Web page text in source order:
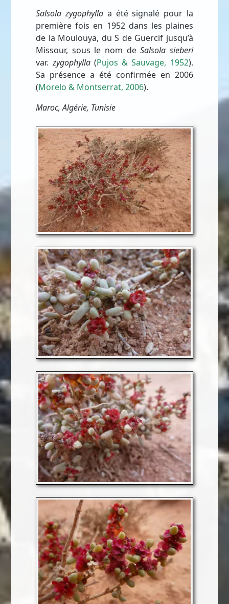
Salsola zygophylla a été signalé pour la
première fois en 1952 dans les plaines
de la Moulouya, du S de Guercif jusqu’à
Missour, sous le nom deSalsola sieberi
var.zygophylla(Pujos & Sauvage, 1952).
Sa présence a été confirmée en 2006
(Morelo & Montserrat, 2006).
Maroc, Algérie, Tunisie